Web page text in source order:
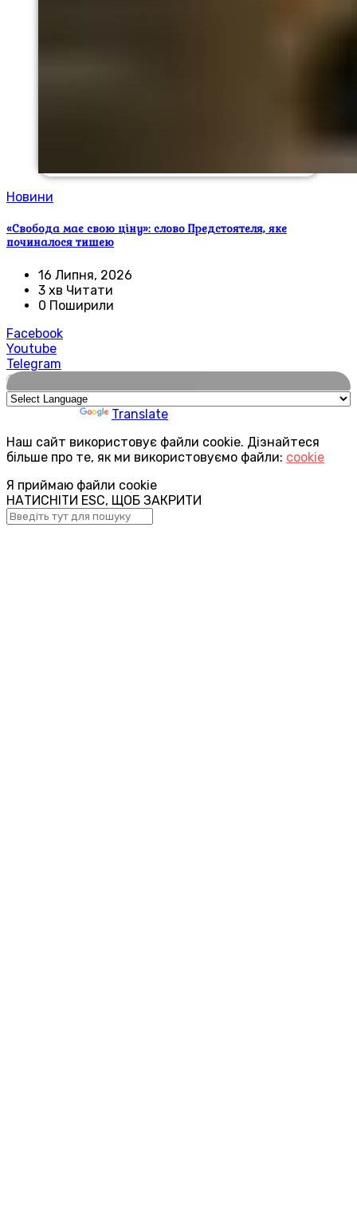
Новини
«Свобода має свою ціну»: слово Предстоятеля, яке
починалося тишею
16 Липня, 2026
3 хв Читати
0 Поширили
Facebook
Youtube
Telegram
🌍
Translate
Наш сайт використовує файли cookie. Дізнайтеся
більше про те, як ми використовуємо файли: cookie
Я приймаю файли cookie
НАТИСНІТИ ESC, ЩОБ ЗАКРИТИ